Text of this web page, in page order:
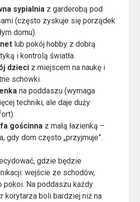
sypialnia z garderobą pod
(często zyskuje się porządek
domu).
lub pokój hobby z dobrą
i kontrolą światła.
dzieci z miejscem na naukę i
schowki.
na poddaszu (wymaga
techniki, ale daje duży
gościnna z małą łazienką –
gdy dom często „przyjmuje”.
gdzie będzie
wejście ze schodów,
pokoi. Na poddaszu każdy
korytarza boli bardziej niż na